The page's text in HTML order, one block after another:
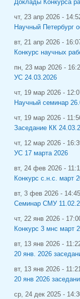
Доклады Конкурса
чт, 23 апр 2026 -
Научный Петербург
вт, 21 апр 2026 -
Конкурс научных
пн, 23 мар 2026 -
УС 24.03.2026
чт, 19 мар 2026 -
Научный семинар
чт, 19 мар 2026 -
Заседание КК
чт, 12 мар 2026 -
УС 17 марта 2026
вт, 24 фев 2026 -
Конкурс с.н.с. март
вт, 3 фев 2026 - 14:45
Семинар СМУ
чт, 22 янв 2026 -
Конкурс 3 мнс март
вт, 13 янв 2026 -
20 янв. 2026
вт, 13 янв 2026 -
20 янв 2026
ср, 24 дек 2025 -